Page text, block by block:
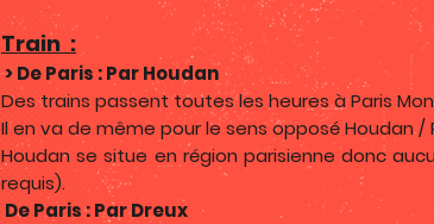
Train :
> De Paris : Par Houdan
Des trains passent toutes les heures à Paris
Il en va de même pour le sens opposé Houdan
Houdan se situe en région parisienne donc
requis).
De Paris : Par Dreux